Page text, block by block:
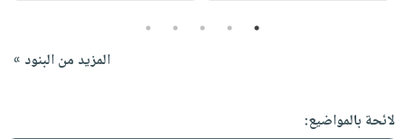
1
2
3
4
5
المزيد من البنود »
لائحة بالمواضيع: